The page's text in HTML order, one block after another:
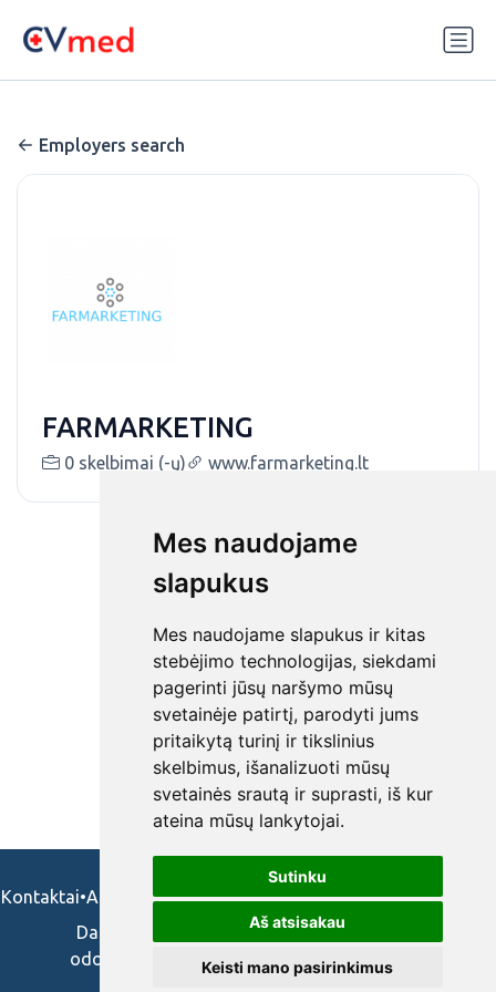
Mes naudojame
slapukus
Mes naudojame slapukus ir kitas
stebėjimo technologijas, siekdami
pagerinti jūsų naršymo mūsų
svetainėje patirtį, parodyti jums
pritaikytą turinį ir tikslinius
skelbimus, išanalizuoti mūsų
svetainės srautą ir suprasti, iš kur
ateina mūsų lankytojai.
Sutinku
Aš atsisakau
Keisti mano pasirinkimus
Employers search
FARMARKETING
0 skelbimai (-ų) www.farmarketing.lt
Kontaktai•Apie mus•Naudojimosi taisykės•Privatumo politika
Darbo skelbimai ir pasiūlymai: gydytojams,
odontologams, slaugytojams, veterinarams,